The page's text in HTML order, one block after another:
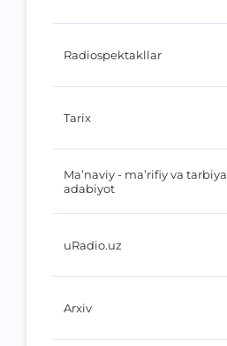
Radiospektakllar
Tarix
Ma’naviy - ma’rifiy va tarbiyaviy
adabiyot
uRadio.uz
Arxiv